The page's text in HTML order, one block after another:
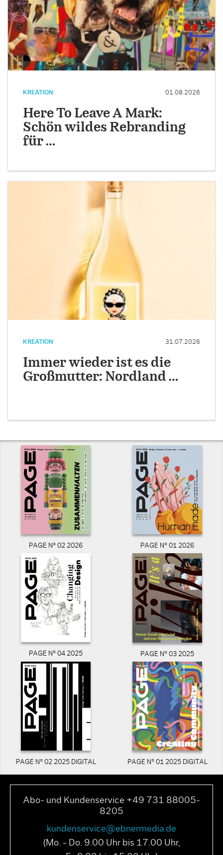
KREATION 01.08.2026
Here To Leave A Mark:
Schön wildes Rebranding
für …
KREATION 31.07.2026
Immer wieder ist es die
Großmutter: Nordland …
PAGE N° 02 2026 PAGE N° 01 2026
PAGE N° 04 2025 PAGE N° 03 2025
PAGE N° 02 2025 DIGITAL PAGE N° 01 2025 DIGITAL
Abo- und Kundenservice +49 731 88005-
8205
kundenservice@ebnermedia.de
(Mo. - Do. 9.00 Uhr bis 17.00 Uhr,